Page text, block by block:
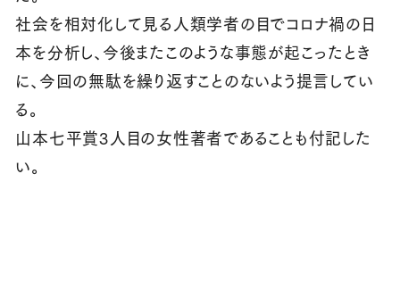
社会を相対化して見る人類学者の目でコロナ禍の日
本を分析し、今後またこのような事態が起こったとき
に、今回の無駄を繰り返すことのないよう提言してい
る。
山本七平賞3人目の女性著者であることも付記した
い。